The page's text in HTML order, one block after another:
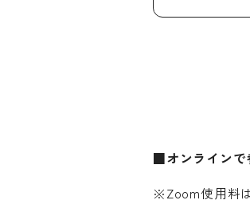
■オンラインで
※Zoom使用料